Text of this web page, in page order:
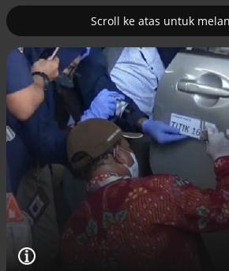
Scroll ke atas untuk
nuklir 2
Pemulihan
diakselerasi